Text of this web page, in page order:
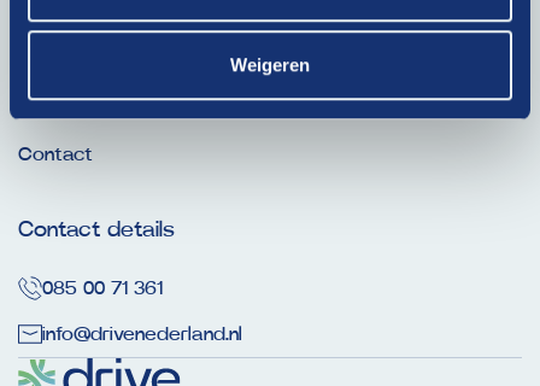
Weigeren
Thema’s
Contact
Contact details
085 00 71 361
info@drivenederland.nl